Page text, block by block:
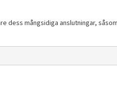
mångsidiga anslutningar, såsom